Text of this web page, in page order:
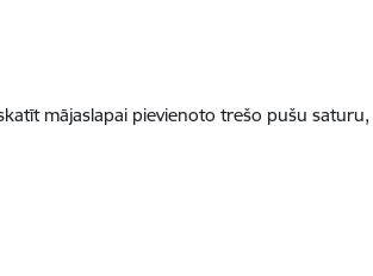
mājaslapai pievienoto trešo pušu saturu,